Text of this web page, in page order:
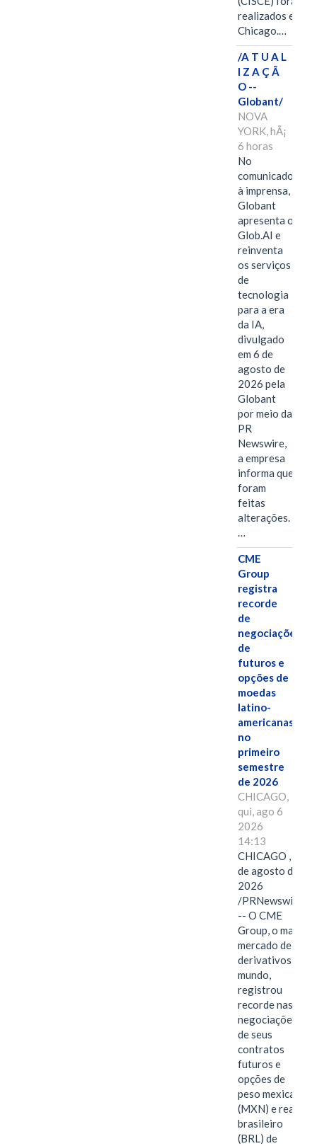
realizados em
Chicago.…
/A T U A L
I Z A Ç Ã
O --
Globant/
NOVA
YORK, hÃ¡
6 horas
No
comunicado
à imprensa,
Globant
apresenta o
Glob.AI e
reinventa
os serviços
de
tecnologia
para a era
da IA,
divulgado
em 6 de
agosto de
2026 pela
Globant
por meio da
PR
Newswire,
a empresa
informa que
foram
feitas
alterações.
…
CME
Group
registra
recorde
de
negociações
de
futuros e
opções de
moedas
latino-
americanas
no
primeiro
semestre
de 2026
CHICAGO,
qui, ago 6
2026
14:13
CHICAGO , 6
de agosto de
2026
/PRNewswire/
-- O CME
Group, o maior
mercado de
derivativos do
mundo,
registrou
recorde nas
negociações
de seus
contratos
futuros e
opções de
peso mexicano
(MXN) e real
brasileiro
(BRL) de